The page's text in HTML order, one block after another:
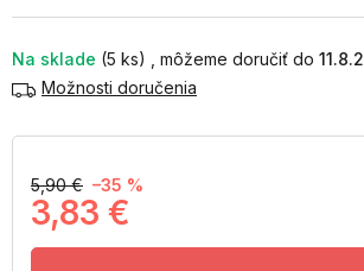
Na sklade (5 ks)
Možnosti doručenia
5,90 € –35 %
3,83 €
Jednotková